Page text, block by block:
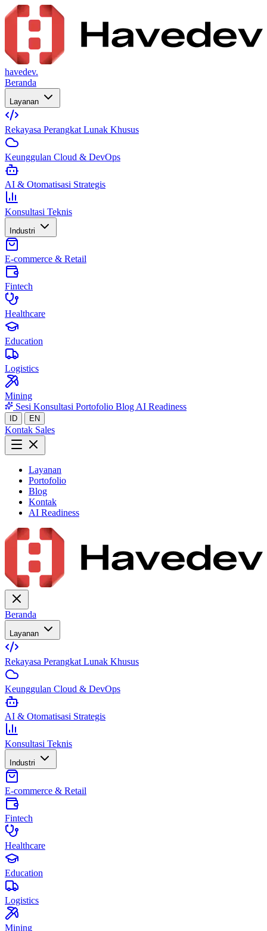
havedev.
Beranda
Layanan
Rekayasa Perangkat Lunak Khusus
Keunggulan Cloud & DevOps
AI & Otomatisasi Strategis
Konsultasi Teknis
Industri
E-commerce & Retail
Fintech
Healthcare
Education
Logistics
Mining
Sesi Konsultasi Portofolio Blog AI Readiness
ID EN
Kontak Sales
Layanan
Portofolio
Blog
Kontak
AI Readiness
Beranda
Layanan
Rekayasa Perangkat Lunak Khusus
Keunggulan Cloud & DevOps
AI & Otomatisasi Strategis
Konsultasi Teknis
Industri
E-commerce & Retail
Fintech
Healthcare
Education
Logistics
Mining